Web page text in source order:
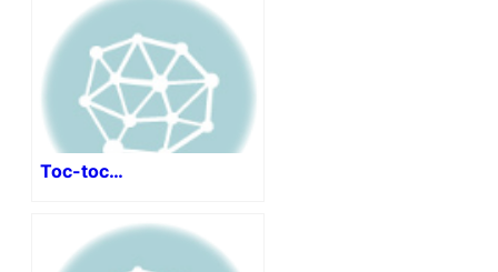
Toc-toc…